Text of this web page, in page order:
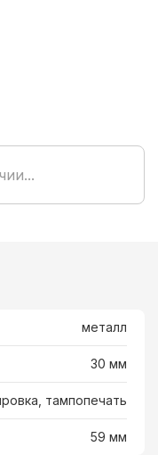
металл
30 мм
тампопечать
59 мм